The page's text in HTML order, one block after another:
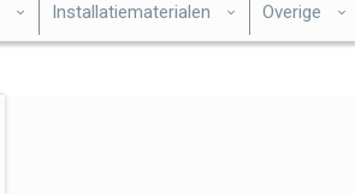
Installatiematerialen Overige